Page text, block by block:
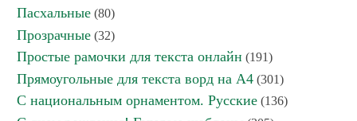
Пасхальные (80)
Прозрачные (32)
Простые рамочки для текста онлайн (191)
Прямоугольные для текста ворд на А4 (301)
С национальным орнаментом. Русские (136)